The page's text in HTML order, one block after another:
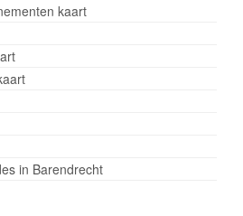
kaart
in Barendrecht